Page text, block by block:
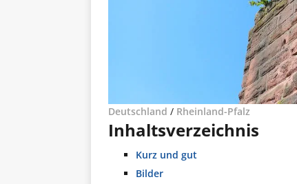
Deutschland / Rheinland-Pfalz
Inhaltsverzeichnis
Kurz und gut
Bilder